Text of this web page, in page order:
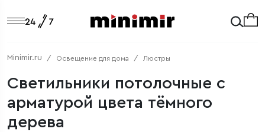
Minimir.ru Освещение для дома Люстры
Светильники потолочные с
арматурой цвета тёмного
дерева